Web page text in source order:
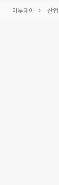
이투데이 산업